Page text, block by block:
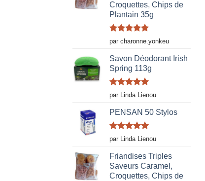
Croquettes, Chips de
Plantain 35g
Note5sur
5
par charonne.yonkeu
Savon Déodorant Irish
Spring 113g
Note5sur
5
par Linda Lienou
PENSAN 50 Stylos
Note5sur
5
par Linda Lienou
Friandises Triples
Saveurs Caramel,
Croquettes, Chips de